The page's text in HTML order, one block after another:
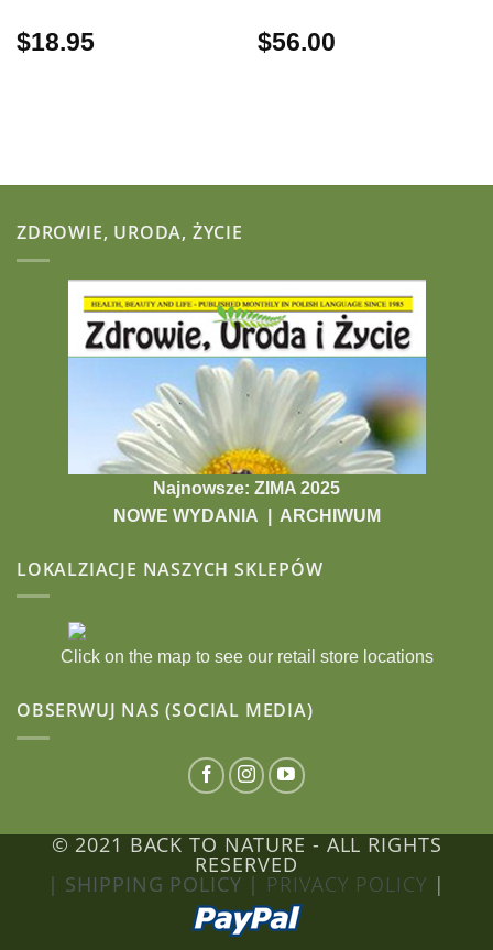
$18.95 $56.00
ZDROWIE, URODA, ŻYCIE
Najnowsze: ZIMA 2025
NOWE WYDANIA
ARCHIWUM
LOKALZIACJE NASZYCH SKLEPÓW
Click on the map to see our retail store locations
OBSERWUJ NAS (SOCIAL MEDIA)
© 2021 BACK TO NATURE - ALL RIGHTS
RESERVED
| SHIPPING POLICY | PRIVACY POLICY |